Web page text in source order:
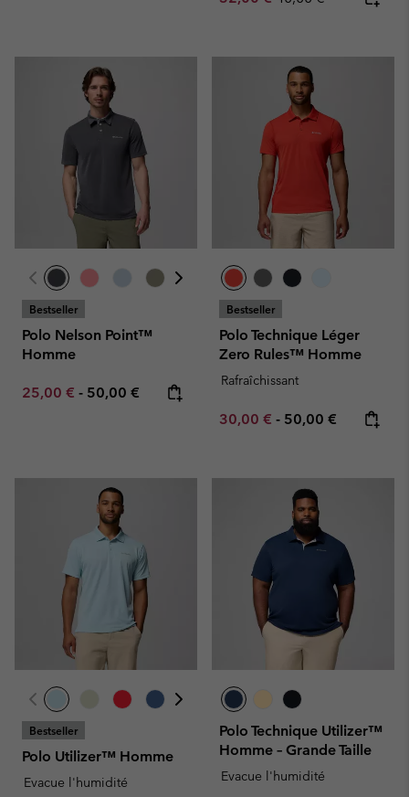
Bestseller
Polo Nelson Point™
Homme
Minimum sale price:
25,00 € - Maximum price:
50,00 €
Bestseller
Polo Technique Léger
Zero Rules™ Homme
Rafraîchissant
Minimum sale price:
30,00 € - Maximum price:
50,00 €
Bestseller
Polo Utilizer™ Homme
Evacue l'humidité
Polo Technique Utilizer™
Homme – Grande Taille
Evacue l'humidité